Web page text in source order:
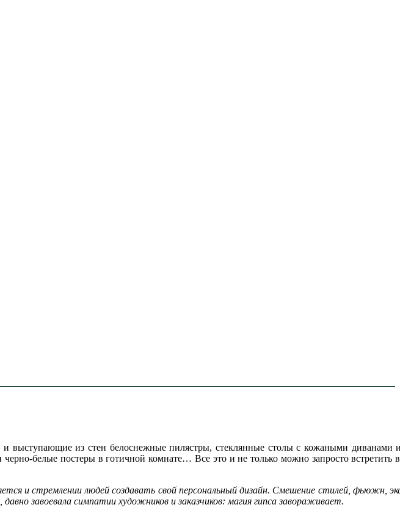
выступающие из стен белоснежные пилястры, стеклянные столы с кожаными диванами
белые постеры в готичной комнате… Все это и не только можно запросто встретить
и стремлении людей создавать свой персональный дизайн. Смешение стилей, фьюжн,
завоевала симпатии художников и заказчиков: магия гипса завораживает.